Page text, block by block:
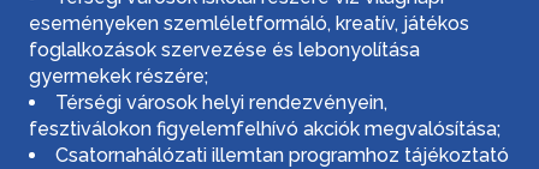
eseményeken szemléletformáló, kreatív, játékos
foglalkozások szervezése és lebonyolítása
gyermekek részére;
Térségi városok helyi rendezvényein,
fesztiválokon figyelemfelhívó akciók megvalósítása;
Csatornahálózati illemtan programhoz tájékoztató